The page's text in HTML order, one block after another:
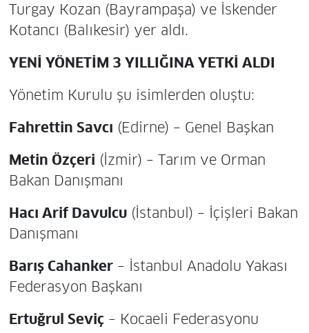
Turgay Kozan (Bayrampaşa) ve İskender
Kotancı (Balıkesir) yer aldı.
YENİ YÖNETİM 3 YILLIĞINA YETKİ ALDI
Yönetim Kurulu şu isimlerden oluştu:
Fahrettin Savcı (Edirne) – Genel Başkan
Metin Özçeri (İzmir) – Tarım ve Orman
Bakan Danışmanı
Hacı Arif Davulcu(İstanbul) – İçişleri Bakan
Danışmanı
Barış Cahanker– İstanbul Anadolu Yakası
Federasyon Başkanı
Ertuğrul Seviç– Kocaeli Federasyonu